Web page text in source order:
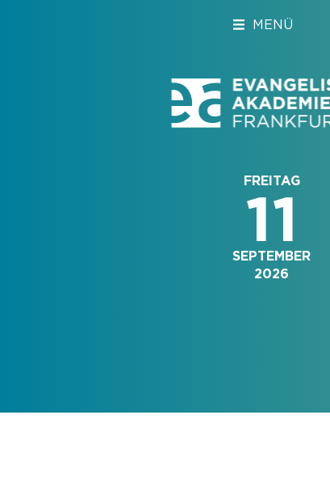
MENÜ
FREITAG
11
SEPTEMBER
2026